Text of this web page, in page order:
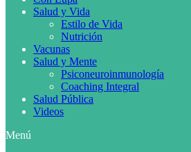
Salud y Vida
Estilo de Vida
Nutrición
Vacunas
Salud y Mente
Psiconeuroinmunología
Coaching Integral
Salud Pública
Videos
Menú